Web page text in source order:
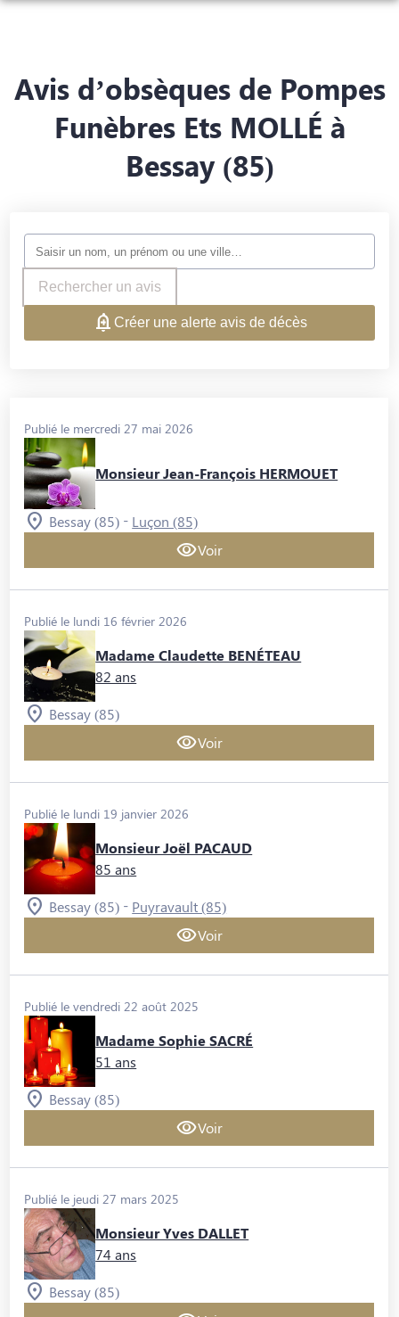
PRÉVOIR SES OBSÈQUES
MONUMENTS FUNÉRAIRES
LUÇON
MAREUIL-SUR-LAY
CHAMBRES FUNÉRAIRES
CHAILLÉ-LES-MARAIS
Avis d’obsèques de Pompes
Funèbres Ets MOLLÉ à
Bessay (85)
Rechercher un avis
Créer une alerte avis de décès
Publié le mercredi 27 mai 2026
Monsieur Jean-François HERMOUET
Bessay (85) - Luçon (85)
Voir
Publié le lundi 16 février 2026
Madame Claudette BENÉTEAU
82 ans
Bessay (85)
Voir
Publié le lundi 19 janvier 2026
Monsieur Joël PACAUD
85 ans
Bessay (85) - Puyravault (85)
Voir
Publié le vendredi 22 août 2025
Madame Sophie SACRÉ
51 ans
Bessay (85)
Voir
Publié le jeudi 27 mars 2025
Monsieur Yves DALLET
74 ans
Bessay (85)